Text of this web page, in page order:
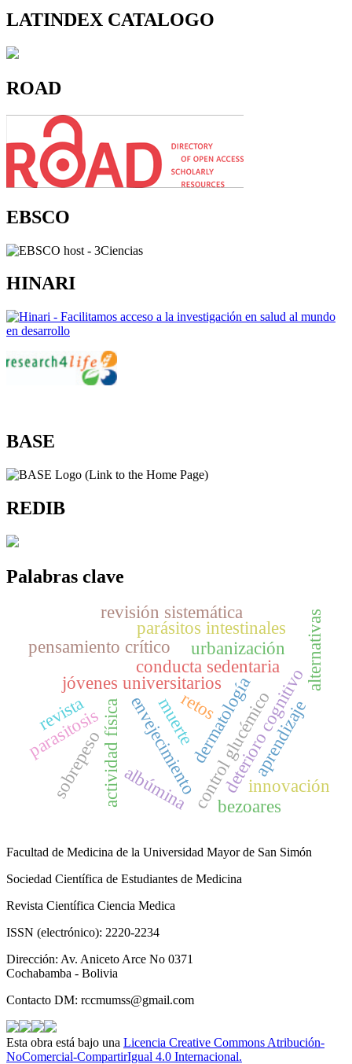
LATINDEX CATALOGO
ROAD
EBSCO
HINARI
BASE
REDIB
Palabras clave
dermatología
jóvenes universitarios
conducta sedentaria
actividad física control glucémico
sobrepeso deterioro cognitivo
envejecimiento innovación
aprendizaje
pensamiento crítico
parásitos intestinales
urbanización
parasitosis retos
muerte
albúmina
revisión sistemática
revista
alternativas
bezoares
Facultad de Medicina de la Universidad Mayor de San Simón
Sociedad Científica de Estudiantes de Medicina
Revista Científica Ciencia Medica
ISSN (electrónico): 2220-2234
Dirección: Av. Aniceto Arce No 0371
Cochabamba - Bolivia
Contacto DM: rccmumss@gmail.com
Esta obra está bajo una Licencia Creative Commons Atribución-
NoComercial-CompartirIgual 4.0 Internacional.